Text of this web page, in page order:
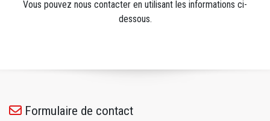
Vous pouvez nous contacter en utilisant les informations ci-
dessous.
Formulaire de contact